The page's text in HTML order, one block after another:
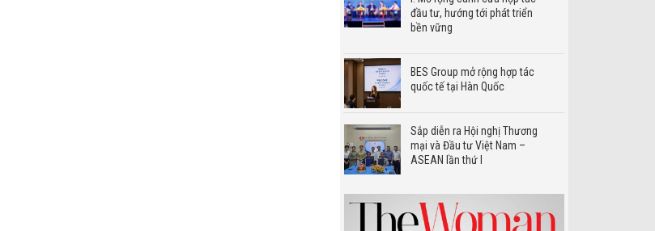
đầu tư, hướng tới phát triển
bền vững
BES Group mở rộng hợp tác
quốc tế tại Hàn Quốc
Sắp diễn ra Hội nghị Thương
mại và Đầu tư Việt Nam –
ASEAN lần thứ I